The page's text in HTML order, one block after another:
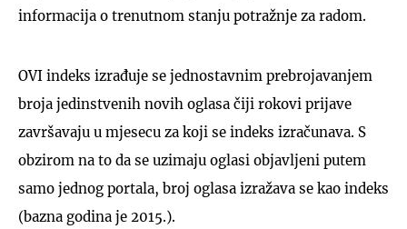
informacija o trenutnom stanju potražnje za radom.
OVI indeks izrađuje se jednostavnim prebrojavanjem
broja jedinstvenih novih oglasa čiji rokovi prijave
završavaju u mjesecu za koji se indeks izračunava. S
obzirom na to da se uzimaju oglasi objavljeni putem
samo jednog portala, broj oglasa izražava se kao indeks
(bazna godina je 2015.).